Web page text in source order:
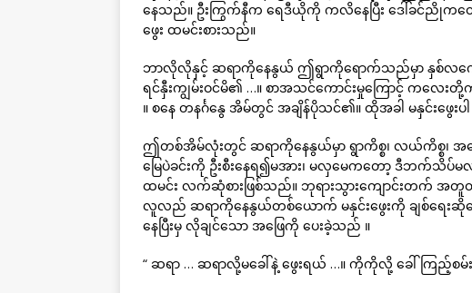
နေသည်။ ဦးကြွက်နီက ရေဒီယိုကို ကလိနေပြီး ဒေါ်ခင်ညိုကတေ
ဖွေး ထမင်းစားသည်။
ဘာလိုလိုနှင့် ဆရာကိုနေနွယ် ဤရွာကိုရောက်သည်မှာ နှစ်လကျေ
ရင်နှီးကျွမ်းဝင်မိ၏ …။ စာအသင်ကောင်းမှုကြောင့် ကလ
။ စနေ တနင်္ဂနွေ အိမ်တွင် အချိန်ပိုသင်၏။ ထိုအခါ မနှင်းဖွေး
ဤတစ်အိမ်လုံးတွင် ဆရာကိုနေနွယ်မှာ ရွာကိစ္စ၊ လယ်ကိစ္စ၊
မြေပဲခင်းကို ဦးစီးနေရ၍မအား၊ မလှမေကတော့ ဒီဘက်သိပ်
ထမင်း လက်ဆုံစားဖြစ်သည်။ ဘုရားသွားကျောင်းတက် အ
လူလည် ဆရာကိုနေနွယ်တစ်ယောက် မနှင်းဖွေးကို ချစ်ရေ
နေပြီးမှ လိုချင်သော အဖြေကို ပေးခဲ့သည် ။
“ ဆရာ … ဆရာလို့မခေါ်နဲ့ ဖွေးရယ် …။ ကိုကိုလို့ ခေါ်ကြည့်စမ်း